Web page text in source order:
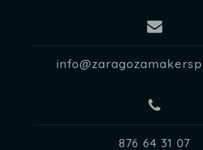
876 64 31 07